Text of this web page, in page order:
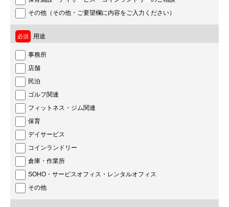
その他（その他・ご要望欄に内容をご入力ください）
用途
事務所
店舗
民泊
ゴルフ関連
フィットネス・ジム関連
保育
デイサービス
コインランドリー
倉庫・作業所
SOHO・サービスオフィス・レンタルオフィス
その他